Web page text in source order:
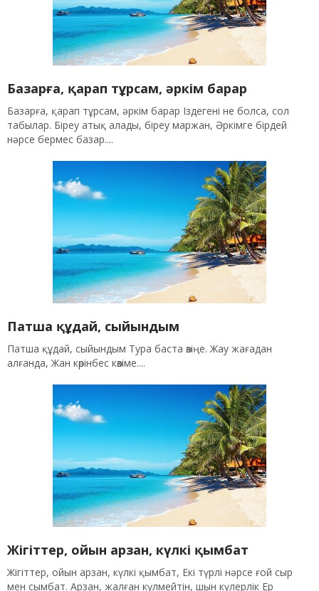
Базарға, қарап тұрсам, әркім барар
Базарға, қарап тұрсам, әркім барар Іздегені не болса, сол
табылар. Біреу атық алады, біреу маржан, Әркімге бірдей
нәрсе бермес базар....
Патша құдай, сыйындым
Патша құдай, сыйындым Тура баста өзіңе. Жау жағадан
алғанда, Жан көрінбес көзіме....
Жігіттер, ойын арзан, күлкі қымбат
Жігіттер, ойын арзан, күлкі қымбат, Екі түрлі нәрсе ғой сыр
мен сымбат. Арзан, жалған күлмейтін, шын күлерлік Ер